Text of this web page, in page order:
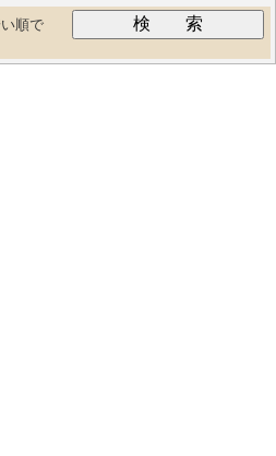
い順で